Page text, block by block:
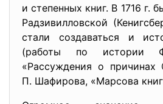
и степенных книг. В 1716 г.
Радзивилловской
стали создаваться и
(работы по истории
«Рассуждения о причинах
П. Шафирова, «Марсова